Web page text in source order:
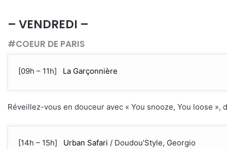
– VENDREDI –
#COEUR DE PARIS
[09h – 11h] La Garçonnière
Réveillez-vous en douceur avec « You snooze, You loose »,
[14h – 15h] Urban Safari / Doudou’Style, Georgio